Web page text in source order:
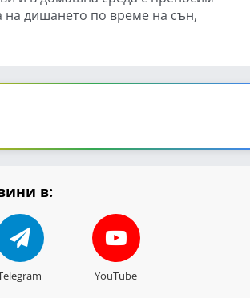
на дишането по време на сън,
в:
YouTube